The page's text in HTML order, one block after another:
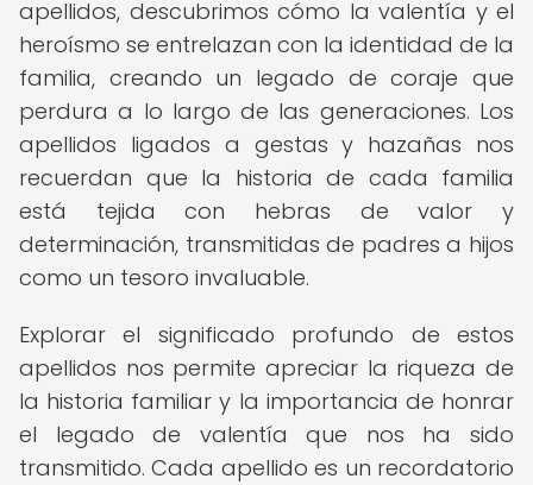
apellidos, descubrimos cómo la valentía y el
heroísmo se entrelazan con la identidad de la
familia, creando un legado de coraje que
perdura a lo largo de las generaciones. Los
apellidos ligados a gestas y hazañas nos
recuerdan que la historia de cada familia
está tejida con hebras de valor y
determinación, transmitidas de padres a hijos
como un tesoro invaluable.
Explorar el significado profundo de estos
apellidos nos permite apreciar la riqueza de
la historia familiar y la importancia de honrar
el legado de valentía que nos ha sido
transmitido. Cada apellido es un recordatorio